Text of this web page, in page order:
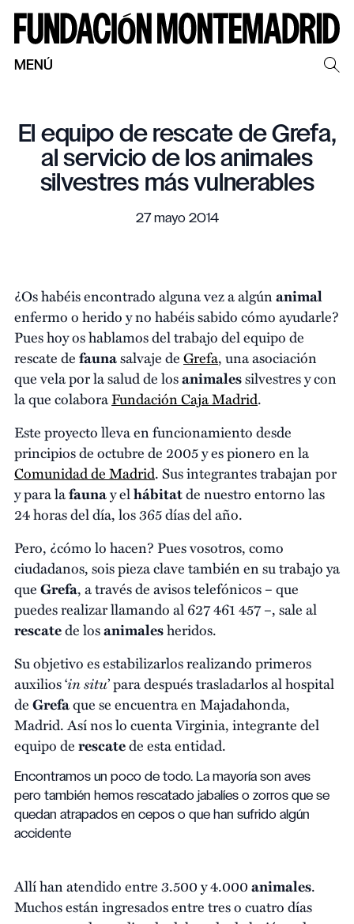
MENÚ
El equipo de rescate de Grefa,
al servicio de los animales
silvestres más vulnerables
27 mayo 2014
¿Os habéis encontrado alguna vez a algúnanimal
enfermo o herido y no habéis sabido cómo ayudarle?
Pues hoy os hablamos del trabajo del equipo de
rescate defaunasalvaje deGrefa, una asociación
que vela por la salud de losanimalessilvestres y con
la que colaboraFundación Caja Madrid.
Este proyecto lleva en funcionamiento desde
principios de octubre de 2005 y es pionero en la
Comunidad de Madrid. Sus integrantes trabajan por
y para lafaunay elhábitatde nuestro entorno las
24 horas del día, los 365 días del año.
Pero, ¿cómo lo hacen? Pues vosotros, como
ciudadanos, sois pieza clave también en su trabajo ya
queGrefa, a través de avisos telefónicos – que
puedes realizar llamando al 627 461 457 –, sale al
rescatede losanimalesheridos.
Su objetivo es estabilizarlos realizando primeros
auxilios ‘in situ’ para después trasladarlos al hospital
deGrefaque se encuentra en Majadahonda,
Madrid. Así nos lo cuenta Virginia, integrante del
equipo derescatede esta entidad.
Encontramos un poco de todo. La mayoría son aves
pero también hemos rescatado jabalíes o zorros que se
quedan atrapados en cepos o que han sufrido algún
accidente
Allí han atendido entre 3.500 y 4.000animales.
Muchos están ingresados entre tres o cuatro días